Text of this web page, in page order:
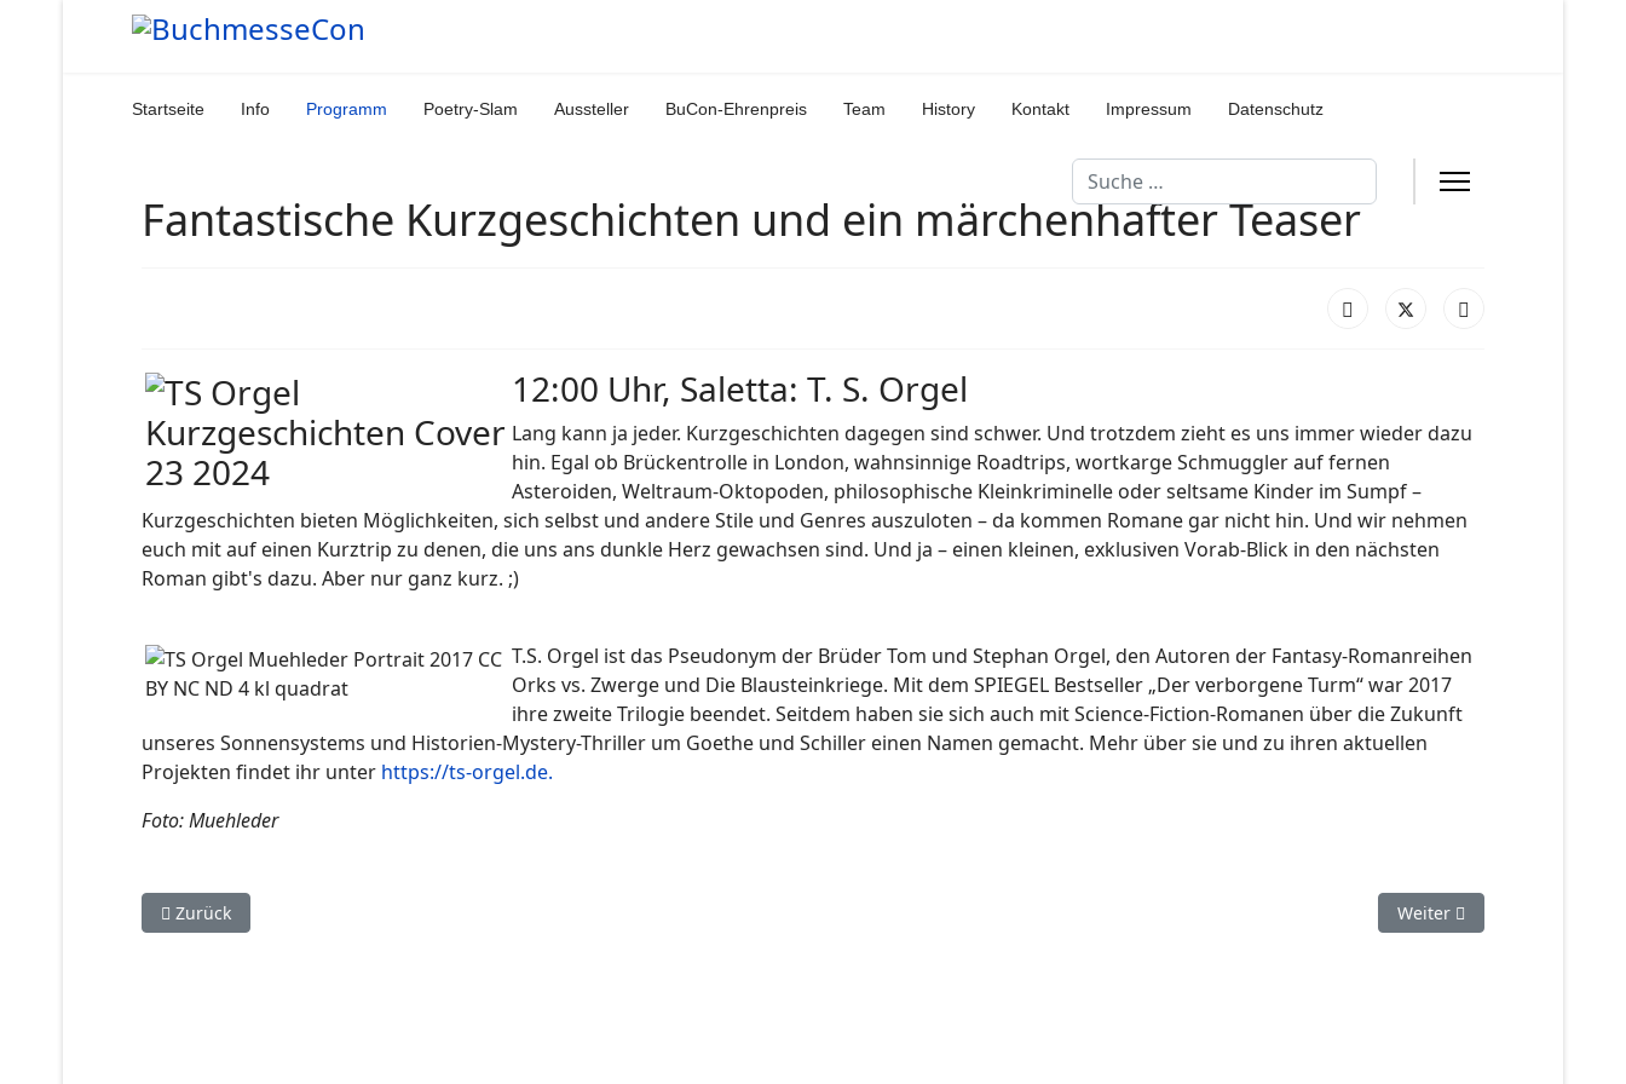
Startseite Info Programm Poetry-Slam Aussteller BuCon-Ehrenpreis Team History Kontakt Impressum Datenschutz
Suchen
Fantastische Kurzgeschichten und ein märchenhafter Teaser
12:00 Uhr, Saletta: T. S. Orgel
Lang kann ja jeder. Kurzgeschichten dagegen sind schwer. Und trotzdem zieht es uns immer wieder dazu
hin. Egal ob Brückentrolle in London, wahnsinnige Roadtrips, wortkarge Schmuggler auf fernen
Asteroiden, Weltraum-Oktopoden, philosophische Kleinkriminelle oder seltsame Kinder im Sumpf –
Kurzgeschichten bieten Möglichkeiten, sich selbst und andere Stile und Genres auszuloten – da kommen Romane gar nicht hin. Und wir nehmen
euch mit auf einen Kurztrip zu denen, die uns ans dunkle Herz gewachsen sind. Und ja – einen kleinen, exklusiven Vorab-Blick in den nächsten
Roman gibt's dazu. Aber nur ganz kurz. ;)
T.S. Orgel ist das Pseudonym der Brüder Tom und Stephan Orgel, den Autoren der Fantasy-Romanreihen
Orks vs. Zwerge und Die Blausteinkriege. Mit dem SPIEGEL Bestseller „Der verborgene Turm“ war 2017
ihre zweite Trilogie beendet. Seitdem haben sie sich auch mit Science-Fiction-Romanen über die Zukunft
unseres Sonnensystems und Historien-Mystery-Thriller um Goethe und Schiller einen Namen gemacht. Mehr über sie und zu ihren aktuellen
Projekten findet ihr unter https://ts-orgel.de.
Foto: Muehleder
Vorheriger Beitrag: Regina Kanyu Wang reading her latest stories available in German
Zurück Nächster Beitrag: PERRY
Weiter